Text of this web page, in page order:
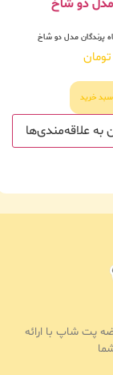
پرندگان مدل دو شاخ
تومان
خرید
به علاقه‌مندی‌ها
پت شاپ با ارائه